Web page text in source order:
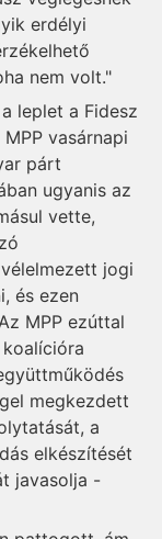
erdélyi
nem volt."
leplet a Fidesz
vasárnapi
párt
ugyanis az
vette,
jogi
és ezen
MPP ezúttal
megkezdett
a
elkészítését
javasolja -